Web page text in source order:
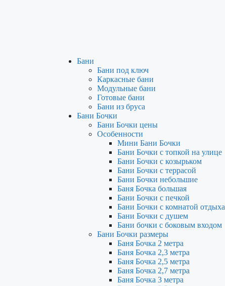
Бани
Бани под ключ
Каркасные бани
Модульные бани
Готовые бани
Бани из бруса
Бани Бочки
Бани Бочки цены
Особенности
Мини Бани Бочки
Бани Бочки с топкой на улице
Бани Бочки с козырьком
Бани Бочки с террасой
Бани Бочки небольшие
Баня Бочка большая
Бани Бочки с печкой
Бани Бочки с комнатой отдыха
Бани Бочки с душем
Бани бочки с боковым входом
Бани Бочки размеры
Баня Бочка 2 метра
Баня Бочка 2,3 метра
Баня Бочка 2,5 метра
Баня Бочка 2,7 метра
Баня Бочка 3 метра